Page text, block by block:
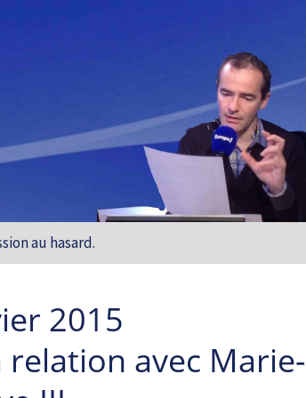
au hasard.
2015
relation avec Marie-